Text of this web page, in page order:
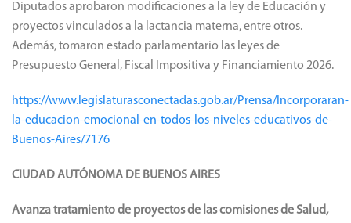
Diputados aprobaron modificaciones a la ley de Educación y
proyectos vinculados a la lactancia materna, entre otros.
Además, tomaron estado parlamentario las leyes de
Presupuesto General, Fiscal Impositiva y Financiamiento 2026.
https://www.legislaturasconectadas.gob.ar/Prensa/Incorporaran-
la-educacion-emocional-en-todos-los-niveles-educativos-de-
Buenos-Aires/7176
CIUDAD AUTÓNOMA DE BUENOS AIRES
Avanza tratamiento de proyectos de las comisiones de Salud,